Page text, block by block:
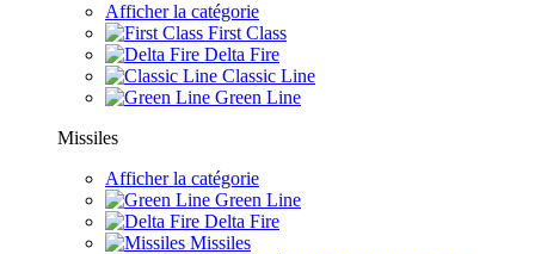
Afficher la catégorie
First Class
Delta Fire
Classic Line
Green Line
Missiles
Afficher la catégorie
Green Line
Delta Fire
Missiles